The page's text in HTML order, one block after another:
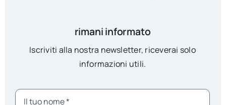
rimani informato
Iscriviti alla nostra newsletter, riceverai solo
informazioni utili.